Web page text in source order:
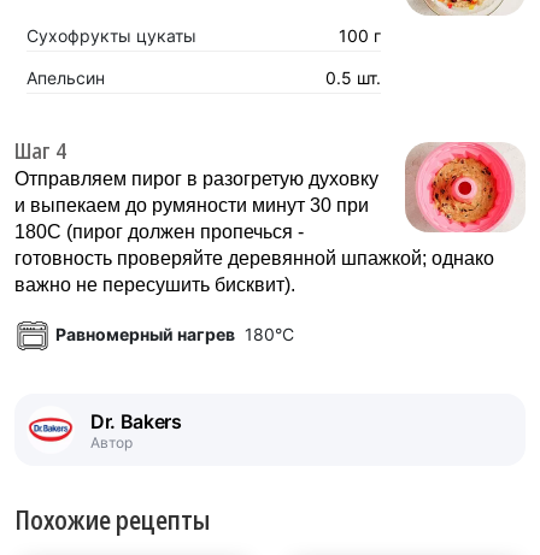
Сухофрукты цукаты 100 г
Апельсин 0.5 шт.
Шаг 4
Отправляем пирог в разогретую духовку
и выпекаем до румяности минут 30 при
180С (пирог должен пропечься -
готовность проверяйте деревянной шпажкой; однако
важно не пересушить бисквит).
Равномерный нагрев 180°C
Dr. Bakers
Автор
Похожие рецепты